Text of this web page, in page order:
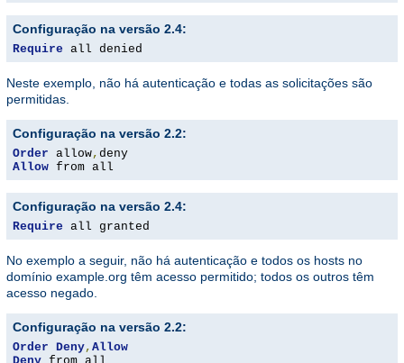
Configuração na versão 2.4:
Require all denied
Neste exemplo, não há autenticação e todas as solicitações são
permitidas.
Configuração na versão 2.2:
Order allow,
Allow from all
Configuração na versão 2.4:
Require all granted
No exemplo a seguir, não há autenticação e todos os hosts no
domínio example.org têm acesso permitido; todos os outros têm
acesso negado.
Configuração na versão 2.2:
Order Deny, Allow